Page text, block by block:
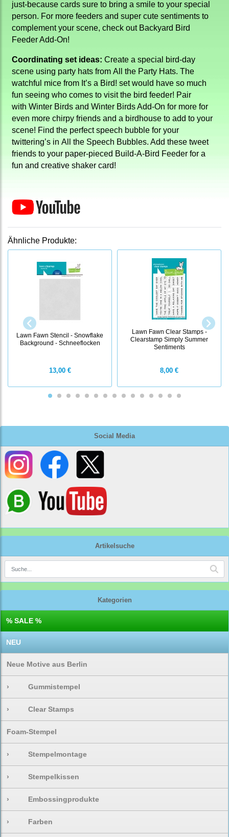
Social Media
Artikelsuche
Kategorien
% SALE %
NEU
Neue Motive aus Berlin
› Gummistempel
› Clear Stamps
Foam-Stempel
› Stempelmontage
› Stempelkissen
› Embossingprodukte
› Farben
just-because cards sure to bring a smile to your special
person. For more feeders and super cute sentiments to
complement your scene, check out Backyard Bird
Feeder Add-On!
Coordinating set ideas: Create a special bird-day
scene using party hats from All the Party Hats. The
watchful mice from It’s a Bird! set would have so much
fun seeing who comes to visit the bird feeder! Pair
with Winter Birds and Winter Birds Add-On for more for
even more chirpy friends and a birdhouse to add to your
scene! Find the perfect speech bubble for your
twittering’s in All the Speech Bubbles. Add these tweet
friends to your paper-pieced Build-A-Bird Feeder for a
fun and creative shaker card!
Ähnliche Produkte:
Lawn Fawn Stencil - Snowflake
Background - Schneeflocken
13,00 €
Lawn Fawn Clear Stamps -
Clearstamp Simply Summer
Sentiments
8,00 €